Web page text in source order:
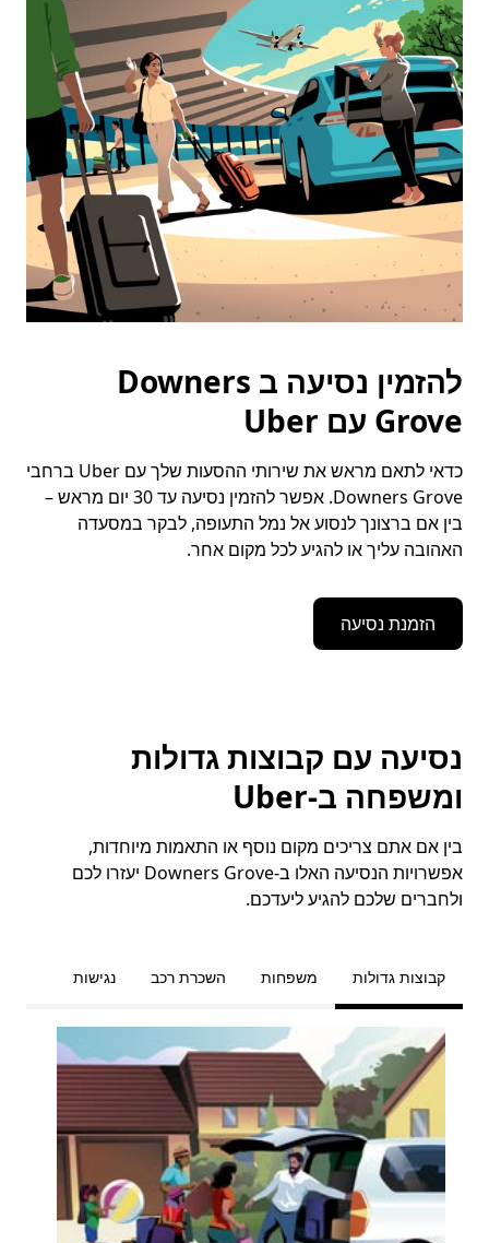
להזמין נסיעה ב Downers
Grove עם Uber
כדאי לתאם מראש את שירותי ההסעות שלך עם Uber ברחבי
Downers Grove. אפשר להזמין נסיעה עד 30 יום מראש –
בין אם ברצונך לנסוע אל נמל התעופה, לבקר במסעדה
האהובה עליך או להגיע לכל מקום אחר.
הזמנת נסיעה
נסיעה עם קבוצות גדולות
ומשפחה ב-Uber
בין אם אתם צריכים מקום נוסף או התאמות מיוחדות,
אפשרויות הנסיעה האלו ב-Downers Grove יעזרו לכם
ולחברים שלכם להגיע ליעדכם.
קבוצות גדולות משפחות השכרת רכב נגישות